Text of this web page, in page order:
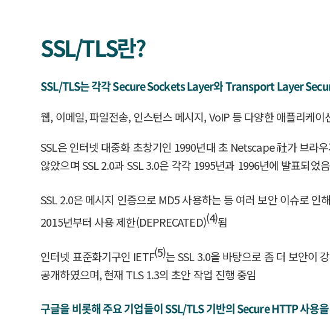
SSL/TLS란?
SSL/TLS는 각각 Secure Sockets Layer와 Transport Layer
웹, 이메일, 파일전송, 인스턴스 메시지, VoIP 등 다양한 애플리케
SSL은 인터넷 대중화 초창기인 1990년대 초 Netscape 社가 브라
않았으며 SSL 2.0과 SSL 3.0은 각각 1995년과 1996년에 발표되었음
SSL 2.0은 메시지 인증으로 MD5 사용하는 등 여러 보안 이슈로 인
2015년부터 사용 제한(DEPRECATED)(4)됨
인터넷 표준화기구인 IETF(5)는 SSL 3.0을 바탕으로 좀 더 보안이
공개하였으며, 현재 TLS 1.3의 초안 작업 진행 중임
구글을 비롯해 주요 기업들이 SSL/TLS 기반의 Secure HTTP 사용